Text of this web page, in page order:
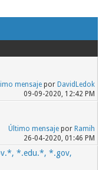
mensajepor DavidLedok
09-09-2020, 12:42 PM
Último mensajepor Ramih
26-04-2020, 01:46 PM
*.edu.*, *.gov,